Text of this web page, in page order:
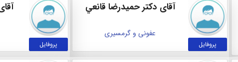
پروفایل
آقای دکتر حميدرضا قانعي
عفونی و گرمسیری
پروفایل